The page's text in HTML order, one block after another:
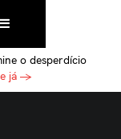
o desperdício
já →